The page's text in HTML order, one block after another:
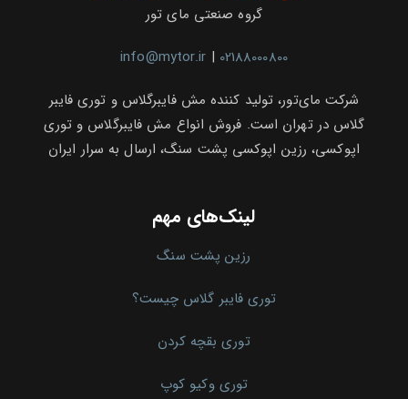
گروه صنعتی مای تور
info@mytor.ir | 02188000800
شرکت مای‌تور، تولید کننده مش فایبرگلاس و توری فایبر
گلاس در تهران است. فروش انواع مش فایبرگلاس و توری
اپوکسی، رزین اپوکسی پشت سنگ، ارسال به سرار ایران
لینک‌های مهم
رزین پشت سنگ
توری فایبر گلاس چیست؟
توری بقچه کردن
توری وکیو کوپ